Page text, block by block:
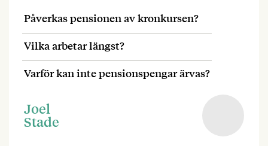
Påverkas pensionen av kronkursen?
Vilka arbetar längst?
Varför kan inte pensionspengar ärvas?
Joel
Stade